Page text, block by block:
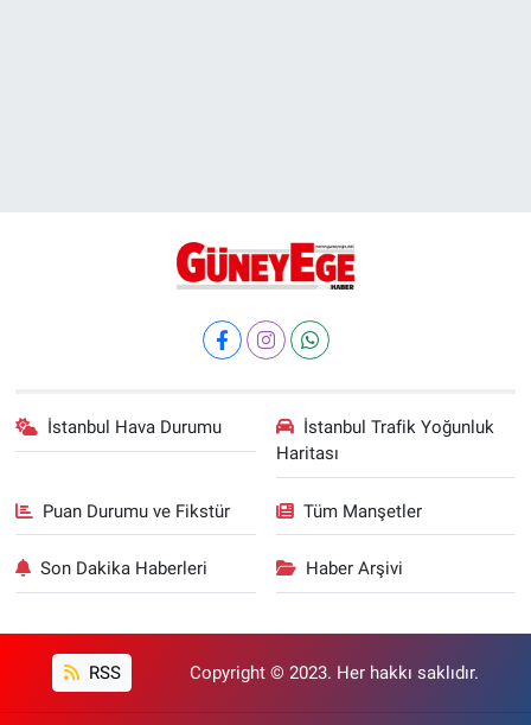
İstanbul Hava Durumu
İstanbul Trafik Yoğunluk
Haritası
Puan Durumu ve Fikstür Tüm Manşetler
Son Dakika Haberleri Haber Arşivi
RSS Copyright © 2023. Her hakkı saklıdır.